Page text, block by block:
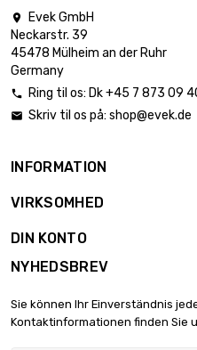

Evek GmbH
Neckarstr. 39
45478 Mülheim an der Ruhr
Germany
 Ring til os: Dk +45 7 873 09
 Skriv til os på: shop@evek.de
INFORMATION
VIRKSOMHED
DIN KONTO
NYHEDSBREV
Sie können Ihr Einverständnis
Kontaktinformationen finden Sie